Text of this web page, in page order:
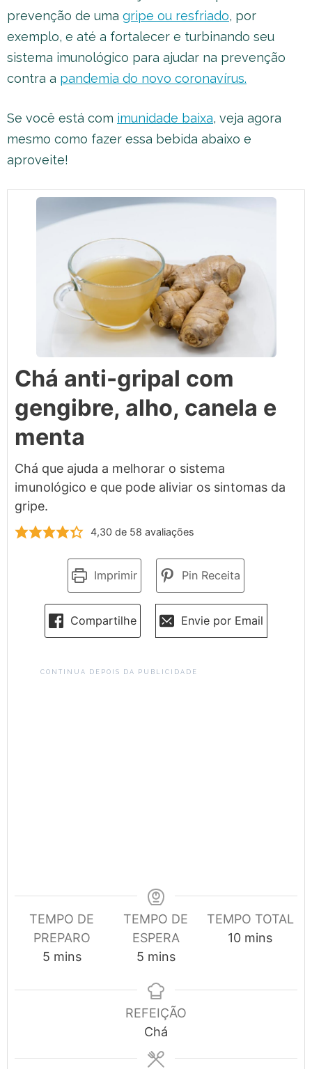
prevenção de uma gripe ou resfriado, por
exemplo, e até a fortalecer e turbinando seu
sistema imunológico para ajudar na prevenção
contra a pandemia do novo coronavírus.
Se você está com imunidade baixa, veja agora
mesmo como fazer essa bebida abaixo e
aproveite!
Chá anti-gripal com
gengibre, alho, canela e
menta
Chá que ajuda a melhorar o sistema
imunológico e que pode aliviar os sintomas da
gripe.
4,30 de 58 avaliações
Imprimir Pin Receita
Compartilhe Envie por Email
CONTINUA DEPOIS DA PUBLICIDADE
TEMPO DE
PREPARO
5minutes
mins
TEMPO DE
ESPERA
5minutes
mins
TEMPO TOTAL
10minutes
mins
REFEIÇÃO
Chá